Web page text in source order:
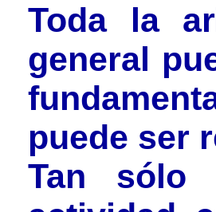
Toda la
general
puede ser
Tan sólo